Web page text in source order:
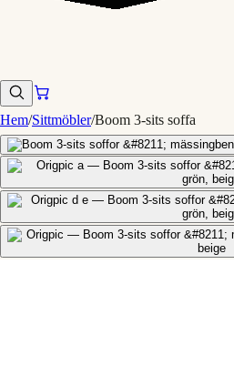
Hem/Sittmöbler/Boom 3-sits soffa